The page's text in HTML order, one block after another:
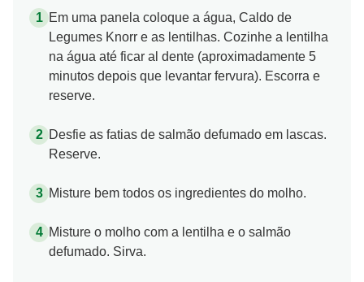
Em uma panela coloque a água, Caldo de
Legumes Knorr e as lentilhas. Cozinhe a lentilha
na água até ficar al dente (aproximadamente 5
minutos depois que levantar fervura). Escorra e
reserve.
Desfie as fatias de salmão defumado em lascas.
Reserve.
Misture bem todos os ingredientes do molho.
Misture o molho com a lentilha e o salmão
defumado. Sirva.